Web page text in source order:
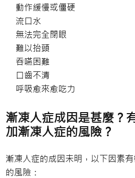
動作緩慢或僵硬
流口水
無法完全閉眼
難以抬頭
吞嚥困難
口齒不清
呼吸愈來愈吃力
漸凍人症成因是甚麼？
加漸凍人症的風險？
漸凍人症的成因未明，以下因素
的風險：